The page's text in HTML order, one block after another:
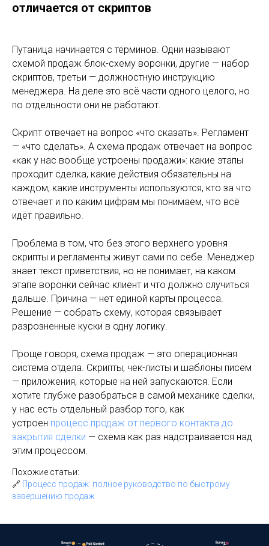
отличается от скриптов
Путаница начинается с терминов. Одни называют
схемой продаж блок-схему воронки, другие — набор
скриптов, третьи — должностную инструкцию
менеджера. На деле это всё части одного целого, но
по отдельности они не работают.
Скрипт отвечает на вопрос «что сказать». Регламент
— «что сделать». А схема продаж отвечает на вопрос
«как у нас вообще устроены продажи»: какие этапы
проходит сделка, какие действия обязательны на
каждом, какие инструменты используются, кто за что
отвечает и по каким цифрам мы понимаем, что всё
идёт правильно.
Проблема в том, что без этого верхнего уровня
скрипты и регламенты живут сами по себе. Менеджер
знает текст приветствия, но не понимает, на каком
этапе воронки сейчас клиент и что должно случиться
дальше. Причина — нет единой карты процесса.
Решение — собрать схему, которая связывает
разрозненные куски в одну логику.
Проще говоря, схема продаж — это операционная
система отдела. Скрипты, чек-листы и шаблоны писем
— приложения, которые на ней запускаются. Если
хотите глубже разобраться в самой механике сделки,
у нас есть отдельный разбор того, как
устроен процесс продаж от первого контакта до
закрытия сделки — схема как раз надстраивается над
этим процессом.
Похожие статьи:
🔗 Процесс продаж: полное руководство по быстрому
завершению продаж